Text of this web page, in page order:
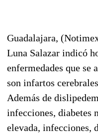
Guadalajara,
Luna Salazar indicó
enfermedades que se
son infartos
Además de
infecciones, diabetes
elevada, infecciones,